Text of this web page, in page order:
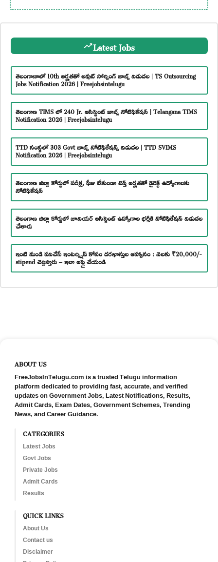
Latest Jobs
తెలంగాణాలో 10th అర్హతతో అవుట్ సోర్సింగ్ జాబ్స్ విడుదల | TS Outsourcing
Jobs Notification 2026 | Freejobsintelugu
తెలంగాణ TIMS లో 240 Jr. అసిస్టెంట్ జాబ్స్ నోటిఫికేషన్ | Telangana TIMS
Notification 2026 | Freejobsintelugu
TTD సంస్థలో 303 Govt జాబ్స్ నోటిఫికేషన్స్ విడుదల | TTD SVIMS
Notification 2026 | Freejobsintelugu
తెలంగాణ జిల్లా కోర్టులో పరీక్ష, ఫీజు లేకుండా టెన్త్ అర్హతతో డైరెక్ట్ ఉద్యోగాలకు
నోటిఫికేషన్
తెలంగాణ జిల్లా కోర్టులో జూనియర్ అసిస్టెంట్ ఉద్యోగాల భర్తీకి నోటిఫికేషన్ విడుదల
చేశారు
ఇంటి నుండి పనిచేసే ఇంటర్న్షిప్ కోసం దరఖాస్తుల ఆహ్వానం : నెలకు ₹20,000/-
stipend చెల్లిస్తారు – ఇలా అప్లై చేయండి
ABOUT US
FreeJobsInTelugu.com is a trusted Telugu information
platform dedicated to providing fast, accurate, and verified
updates on Government Jobs, Latest Notifications, Results,
Admit Cards, Exam Dates, Government Schemes, Trending
News, and Career Guidance.
CATEGORIES
Latest Jobs
Govt Jobs
Private Jobs
Admit Cards
Results
QUICK LINKS
About Us
Contact us
Disclaimer